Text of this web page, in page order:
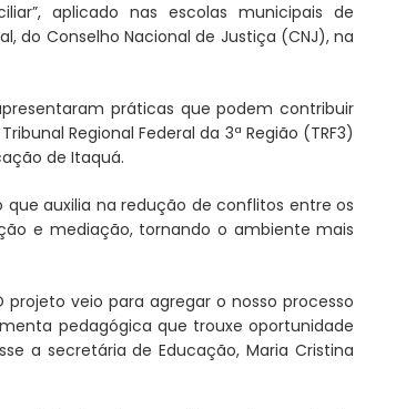
aplicado nas escolas municipais de
do Conselho Nacional de Justiça (CNJ), na
práticas que podem contribuir
Regional Federal da 3ª Região (TRF3)
de Itaquá.
auxilia na redução de conflitos entre os
e mediação, tornando o ambiente mais
projeto veio para agregar o nosso processo
pedagógica que trouxe oportunidade
a secretária de Educação, Maria Cristina